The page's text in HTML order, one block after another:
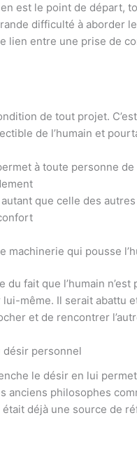
est le point de départ,
difficulté à aborder
lien entre une prise de
de tout projet.
de l’humain et
à toute personne
que celle des autres
machinerie qui pousse
du fait que l’humain
même. Il serait abattu
et de rencontrer
désir personnel
le désir en lui
anciens philosophes
déjà une source de